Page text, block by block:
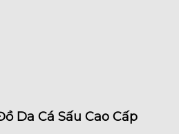
Da Cá Sấu Cao Cấp